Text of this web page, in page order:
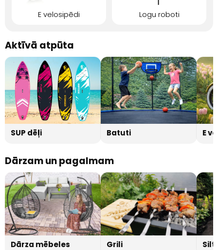
E velosipēdi Logu roboti
Aktīvā atpūta
SUP dēļi Batuti E
Dārzam un pagalmam
Dārza mēbeles Grili